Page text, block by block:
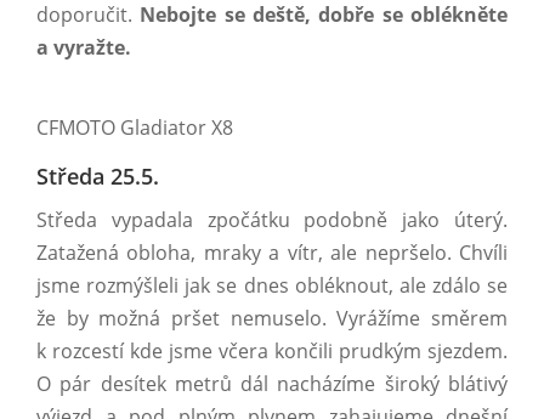
doporučit. Nebojte se deště, dobře se oblékněte
a vyražte.
CFMOTO Gladiator X8
Středa 25.5.
Středa vypadala zpočátku podobně jako úterý.
Zatažená obloha, mraky a vítr, ale nepršelo. Chvíli
jsme rozmýšleli jak se dnes obléknout, ale zdálo se
že by možná pršet nemuselo. Vyrážíme směrem
k rozcestí kde jsme včera končili prudkým sjezdem.
O pár desítek metrů dál nacházíme široký blátivý